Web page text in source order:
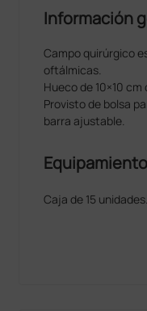
Información
Campo quirúrgico
oftálmicas.
Hueco de 10×10
Provisto de bolsa
barra ajustable.
Caja de 15 unidades.